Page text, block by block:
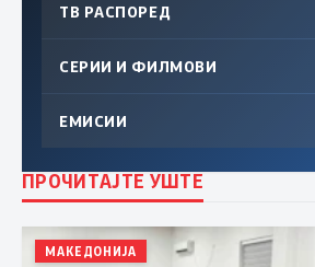
ТВ РАСПОРЕД
СЕРИИ И ФИЛМОВИ
ЕМИСИИ
ПРОЧИТАЈТЕ УШТЕ
МАКЕДОНИЈА